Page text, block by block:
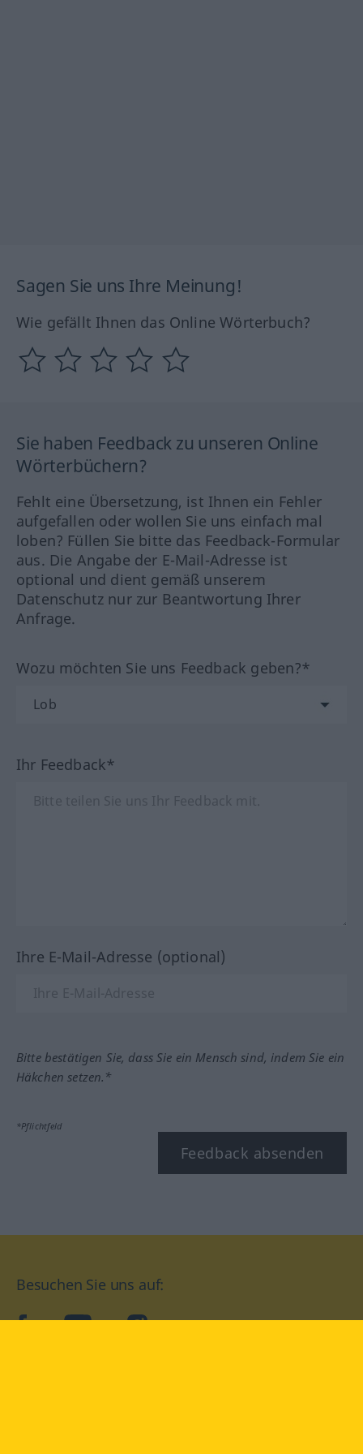
Sagen Sie uns Ihre Meinung!
Wie gefällt Ihnen das Online Wörterbuch?
Sie haben Feedback zu unseren Online
Wörterbüchern?
Fehlt eine Übersetzung, ist Ihnen ein Fehler
aufgefallen oder wollen Sie uns einfach mal
loben? Füllen Sie bitte das Feedback-Formular
aus. Die Angabe der E-Mail-Adresse ist
optional und dient gemäß unserem
Datenschutz nur zur Beantwortung Ihrer
Anfrage.
Wozu möchten Sie uns Feedback geben?*
Ihr Feedback*
Ihre E-Mail-Adresse (optional)
Bitte bestätigen Sie, dass Sie ein Mensch sind, indem Sie ein
Häkchen setzen.*
*Pflichtfeld
Feedback absenden
Besuchen Sie uns auf:
facebookYouTube Instagram